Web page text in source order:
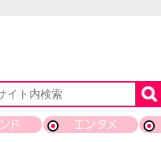
ド エンタメ